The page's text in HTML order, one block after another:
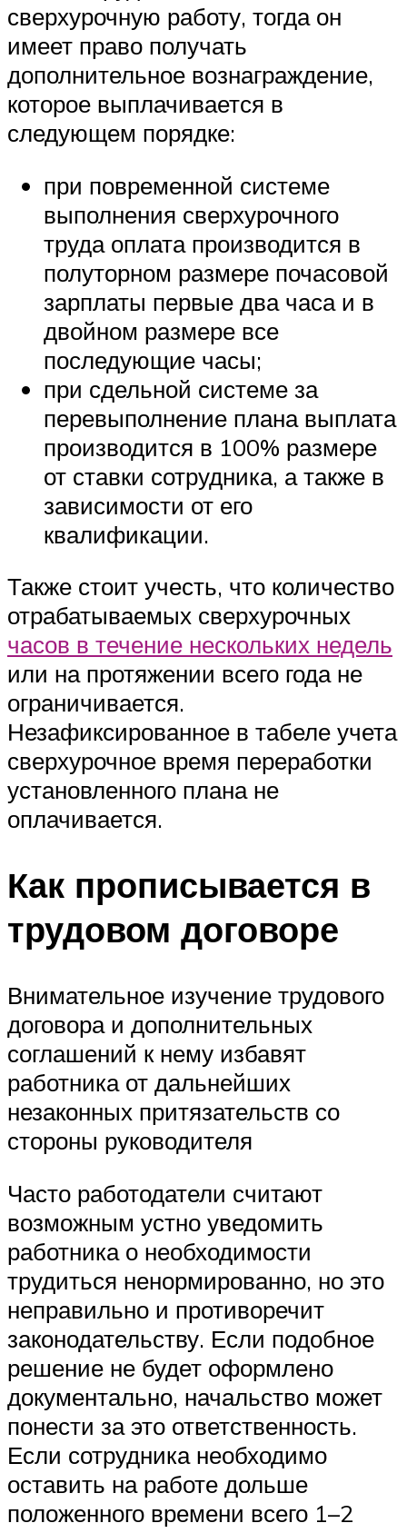
сверхурочную работу, тогда он
имеет право получать
дополнительное вознаграждение,
которое выплачивается в
следующем порядке:
при повременной системе
выполнения сверхурочного
труда оплата производится в
полуторном размере почасовой
зарплаты первые два часа и в
двойном размере все
последующие часы;
при сдельной системе за
перевыполнение плана выплата
производится в 100% размере
от ставки сотрудника, а также в
зависимости от его
квалификации.
Также стоит учесть, что количество
отрабатываемых сверхурочных
часов в течение нескольких недель
или на протяжении всего года не
ограничивается.
Незафиксированное в табеле учета
сверхурочное время переработки
установленного плана не
оплачивается.
Как прописывается в
трудовом договоре
Внимательное изучение трудового
договора и дополнительных
соглашений к нему избавят
работника от дальнейших
незаконных притязательств со
стороны руководителя
Часто работодатели считают
возможным устно уведомить
работника о необходимости
трудиться ненормированно, но это
неправильно и противоречит
законодательству. Если подобное
решение не будет оформлено
документально, начальство может
понести за это ответственность.
Если сотрудника необходимо
оставить на работе дольше
положенного времени всего 1–2